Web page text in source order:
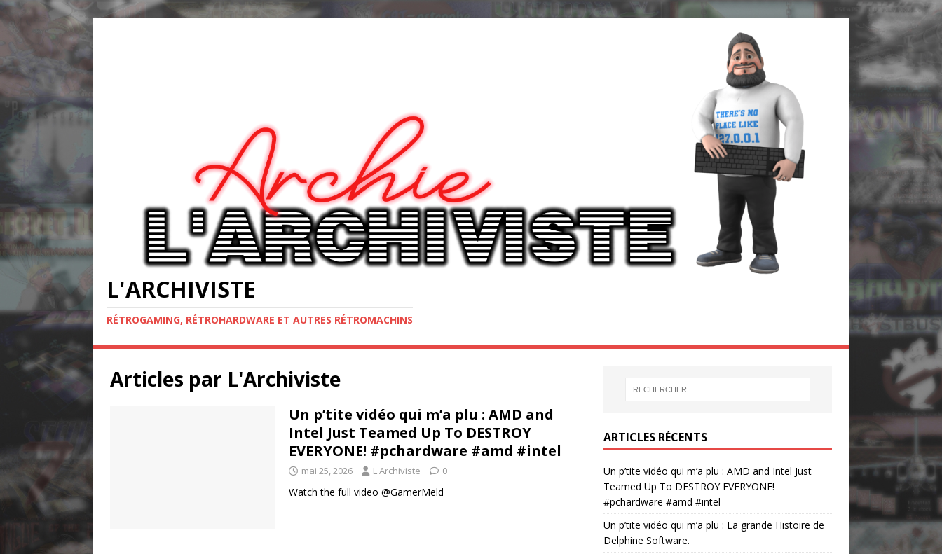
L'ARCHIVISTE
RÉTROGAMING, RÉTROHARDWARE ET AUTRES RÉTROMACHINS
Articles par L'Archiviste
Un p’tite vidéo qui m’a plu : AMD and
Intel Just Teamed Up To DESTROY
EVERYONE! #pchardware #amd #intel
mai 25, 2026 L'Archiviste 0
Watch the full video @GamerMeld
ARTICLES RÉCENTS
Un p’tite vidéo qui m’a plu : AMD and Intel Just
Teamed Up To DESTROY EVERYONE!
#pchardware #amd #intel
Un p’tite vidéo qui m’a plu : La grande Histoire de
Delphine Software.